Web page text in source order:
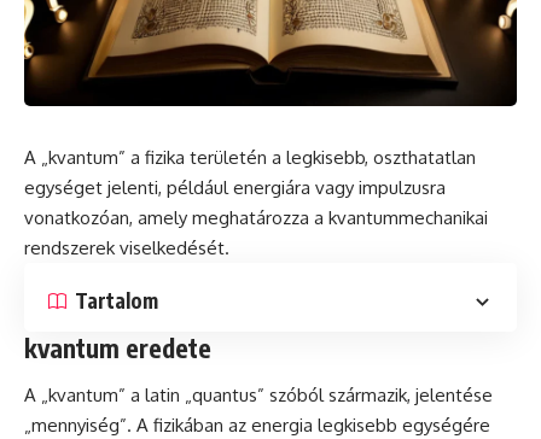
A „kvantum” a fizika területén a legkisebb, oszthatatlan
egységet jelenti, például energiára vagy impulzusra
vonatkozóan, amely meghatározza a kvantummechanikai
rendszerek viselkedését.
Tartalom
kvantum eredete
A „kvantum” a latin „quantus” szóból származik, jelentése
„mennyiség”. A fizikában az energia legkisebb egységére